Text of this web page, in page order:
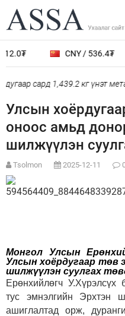
CNY / 536.4₮
сард 1,439.2 кг үнэт
Улсын
оноос амьд
шилжүүлэн
Tsolmon 2025-12-11
Монгол Улсын
Улсын хоёрдугаар төв
шилжүүлэн суулгах
Ерөнхийлөгч У.Хүрэлсүх
тус эмнэлгийн Эрхтэн
ашиглалтад орж,